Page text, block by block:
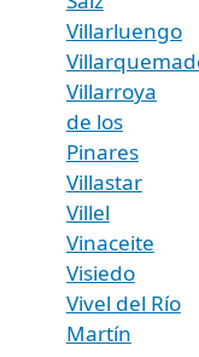
Villarluengo
Villarroya
de los
Pinares
Villastar
Villel
Vinaceite
Visiedo
Vivel del Río
Martín